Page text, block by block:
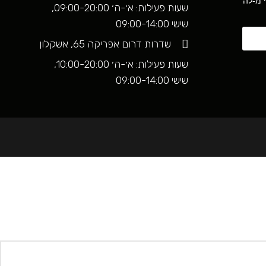
שעות פעילות: א׳-ה׳ 09:00-20:00,
שישי 09:00-14:00
שדרות דרום אפריקה 65, אשקלון
שעות פעילות: א׳-ה׳ 10:00-20:00,
שישי 09:00-14:00